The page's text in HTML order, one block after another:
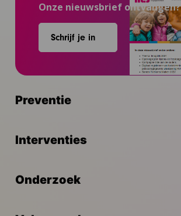
Onze nieuwsbrief ontvangen?
Schrijf je in
Preventie
Interventies
Onderzoek